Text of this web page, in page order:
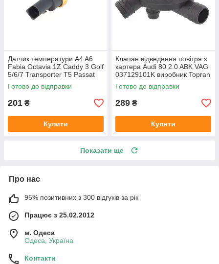
Датчик температури A4 A6
Fabia Octavia 1Z Caddy 3 Golf
5/6/7 Transporter T5 Passat
B6 (колір сірий)
Готово до відправки
201 ₴
Купити
Клапан відведення повітря з
картера Audi 80 2.0 ABK VAG
037129101K виробник Topran
Німеччина
Готово до відправки
289 ₴
Купити
Показати ще
Про нас
95% позитивних з 300 відгуків за рік
Працює з 25.02.2012
м. Одеса
Одеса, Україна
Контакти